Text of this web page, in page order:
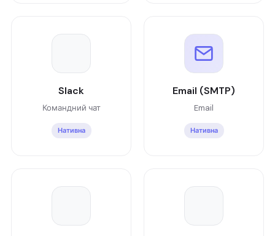
Slack
Командний чат
Нативна
Email (SMTP)
Email
Нативна